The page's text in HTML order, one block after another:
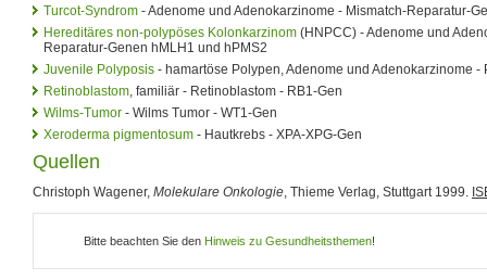
Turcot-Syndrom - Adenome und Adenokarzinome - Mismatch-Reparatur-
Hereditäres non-polypöses Kolonkarzinom (HNPCC) - Adenome und
Reparatur-Genen hMLH1 und hPMS2
Juvenile Polyposis - hamartöse Polypen, Adenome und Adenokarzinome -
Retinoblastom, familiär - Retinoblastom - RB1-Gen
Wilms-Tumor - Wilms Tumor - WT1-Gen
Xeroderma pigmentosum - Hautkrebs - XPA-XPG-Gen
Quellen
Christoph Wagener, Molekulare Onkologie, Thieme Verlag, Stuttgart 1999.
Bitte beachten Sie den Hinweis zu Gesundheitsthemen!